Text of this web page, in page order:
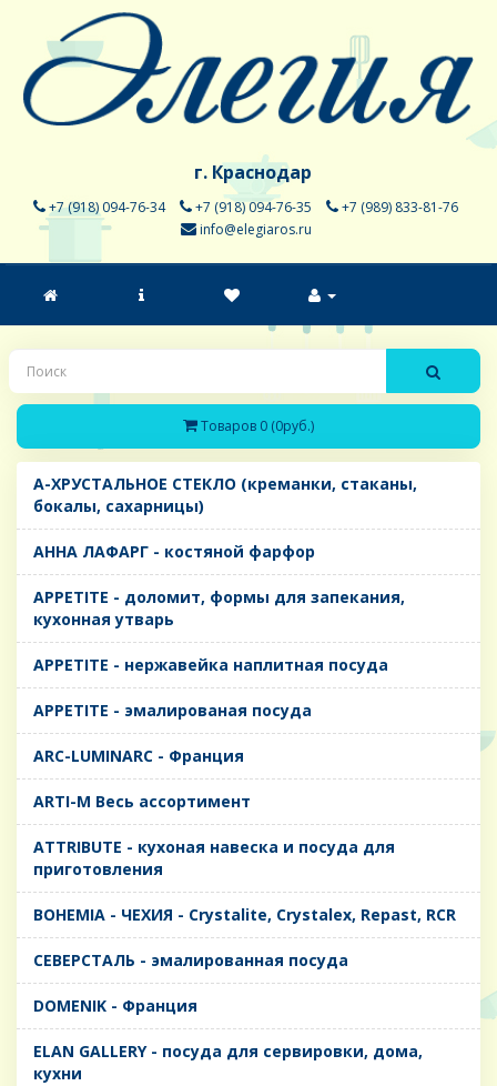
г. Краснодар
+7 (918) 094-76-34 +7 (918) 094-76-35
+7 (989) 833-81-76
info@elegiaros.ru
Товаров 0 (0руб.)
A-ХРУСТАЛЬНОЕ СТЕКЛО (креманки, стаканы,
бокалы, сахарницы)
AHHA ЛАФАРГ - костяной фарфор
APPETITE - доломит, формы для запекания,
кухонная утварь
APPETITE - нержавейка наплитная посуда
APPETITE - эмалированая посуда
ARC-LUMINARC - Франция
ARTI-M Весь ассортимент
ATTRIBUTE - кухоная навеска и посуда для
приготовления
BOHEMIA - ЧЕХИЯ - Crystalite, Crystalex, Repast, RCR
CЕВЕРСТАЛЬ - эмалированная посуда
DOMENIK - Франция
ELAN GALLERY - посуда для сервировки, дома,
кухни